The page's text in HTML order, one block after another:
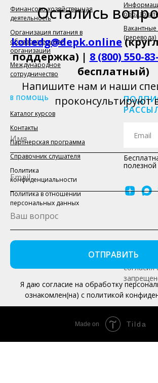
Остались
kolledg@depk.online
поддержка) | 8 (800) 550-
бесплатный)
Напишите нам и наши
проконсультируют
ОТПРАВИТЬ
Я даю согласие на обработку
ознакомлен(на) с политикой
Финансово-хозяйственная
деятельность
Организация питания в
образовательной
организации
Международное
сотрудничество
(перевода)
В ПОМОЩЬ
Каталог курсов
Контакты
Партнерская программа
Справочник слушателя
Политика
конфиденциальности
Политика в отношении
персональных данных
© ДЭПК - Все права защищены
сайта
согласия
Made on Tilda